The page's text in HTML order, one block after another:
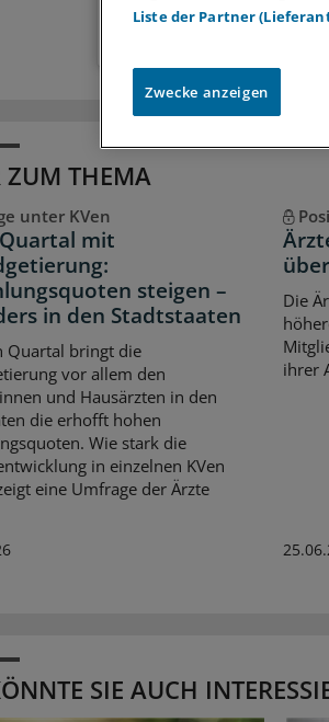
ZUM THEMA
unter KVen
mit
steigen –
in den Stadtstaaten
Quartal bringt die
vor allem den
und Hausärzten in den
die erhofft hohen
Wie stark die
in einzelnen KVen
eine Umfrage der Ärzte
Die
ihrer
SIE AUCH
Liste der Partner
Zwecke anzeigen